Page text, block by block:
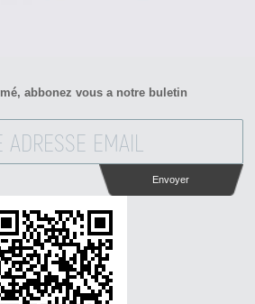
abbonez vous a notre buletin
Envoyer